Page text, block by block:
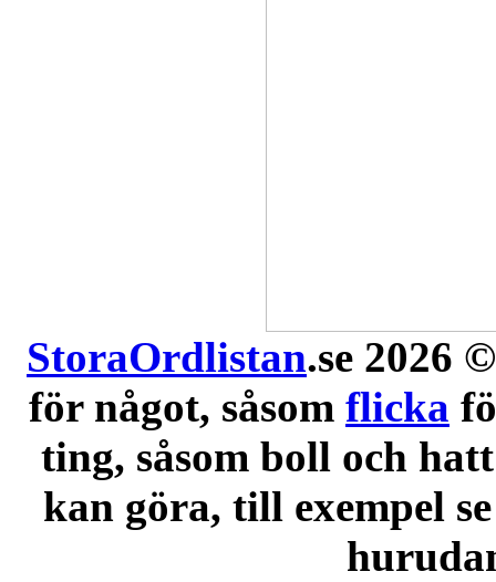
StoraOrdlistan.se 2026
för något, såsom flicka
ting, såsom boll och
kan göra, till exempel